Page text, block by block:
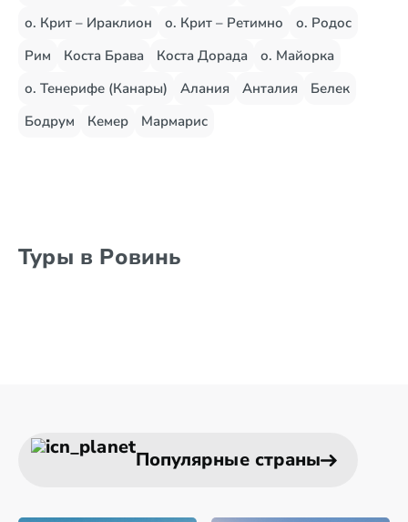
о. Крит – Ираклион
о. Крит – Ретимно
о. Родос
Рим
Коста Брава Коста Дорада
о. Майорка
о. Тенерифе (Канары)
Алания Анталия
Белек
Бодрум
Кемер Мармарис
Туры в Ровинь
Популярные страны